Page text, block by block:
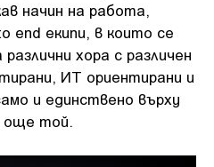
начин на работа,
end екипи, в които се
хора с различен
ИТ ориентирани и
и единствено върху
още той.